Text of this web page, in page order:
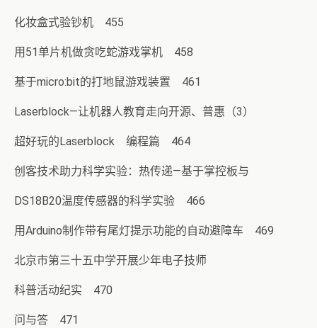
化妆盒式验钞机 455
用51单片机做贪吃蛇游戏掌机 458
基于micro:bit的打地鼠游戏装置 461
Laserblock—让机器人教育走向开源、普惠（3）
超好玩的Laserblock 编程篇 464
创客技术助力科学实验：热传递—基于掌控板与
DS18B20温度传感器的科学实验 466
用Arduino制作带有尾灯提示功能的自动避障车 469
北京市第三十五中学开展少年电子技师
科普活动纪实 470
问与答 471